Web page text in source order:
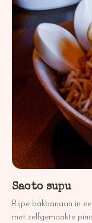
Saoto supu
Rijpe bakbanaan in
met zelfgemaakte